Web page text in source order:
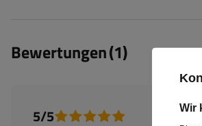
Bewertungen(1)
5/5 Wir